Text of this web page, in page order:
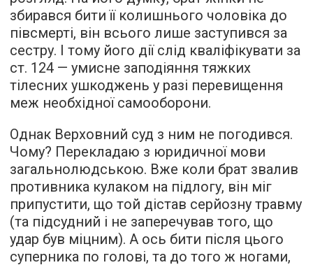
збирався бити її колишнього чоловіка до
півсмерті, він всього лише заступився за
сестру. І тому його дії слід кваліфікувати за
ст. 124 — умисне заподіяння тяжких
тілесних ушкоджень у разі перевищення
меж необхідної самооборони.
Однак Верховний суд з ним не погодився.
Чому? Перекладаю з юридичної мови
загальнолюдською. Вже коли брат звалив
противника кулаком на підлогу, він міг
припустити, що той дістав серйозну травму
(та підсудний і не заперечував того, що
удар був міцним). А ось бити після цього
суперника по голові, та до того ж ногами,